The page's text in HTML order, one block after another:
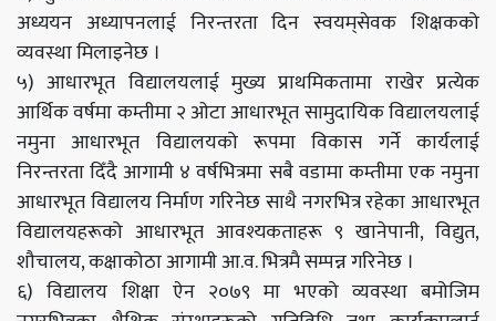
अध्ययन अध्यापनलाई निरन्तरता दिन स्वयम्‌सेवक शिक्षकको
व्यवस्था मिलाइनेछ ।
५) आधारभूत विद्यालयलाई मुख्य प्राथमिकतामा राखेर प्रत्येक
आर्थिक वर्षमा कम्तीमा २ ‌ओटा आधारभूत सामुदायिक विद्यालयलाई
नमुना आधारभूत विद्यालयको रूपमा विकास गर्ने कार्यलाई
निरन्तरता दिँदै आगामी ४ वर्षभित्रमा सबै वडामा कम्तीमा एक नमुना
आधारभूत विद्यालय निर्माण गरिनेछ साथै नगरभित्र रहेका आधारभूत
विद्यालयहरूको आधारभूत आवश्यकताहरू ९ खानेपानी, विद्युत,
शौचालय, कक्षाकोठा आगामी आ.व. भित्रमै सम्पन्न गरिनेछ ।
६) विद्यालय शिक्षा ऐन २०७९ मा भएको व्यवस्था बमोजिम